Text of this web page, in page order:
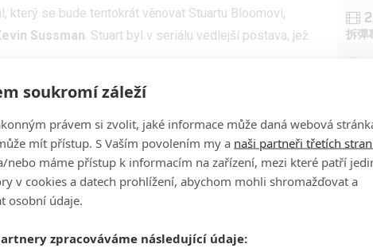
který se bude tentokrát věnovat Stuartu Bloomovi,
Sussman. Stuart byl v seriálu vedlejší postava, jež
komediální hit naváže další seriál
the Universe
. Spolu se Stuartem by se měly objevit i
jeho přítelkyně Denise ( Lauren Lapkus ), geolog Bert
). Zatím sice nejsou oficiálně obsazení, ale mají
Wedding, který vypráví příběh Sheldonova staršího
拆彈
One
soukromí záleží
právem si zvolit, jaké informace může daná webová
mít přístup. S Vaším povolením my a naši partneři třetích
nebo máme přístup k informacím na zařízení, mezi které patří
v cookies a datech prohlížení, abychom mohli shromažďovat a
osobní údaje.
zpracováváme následující údaje: